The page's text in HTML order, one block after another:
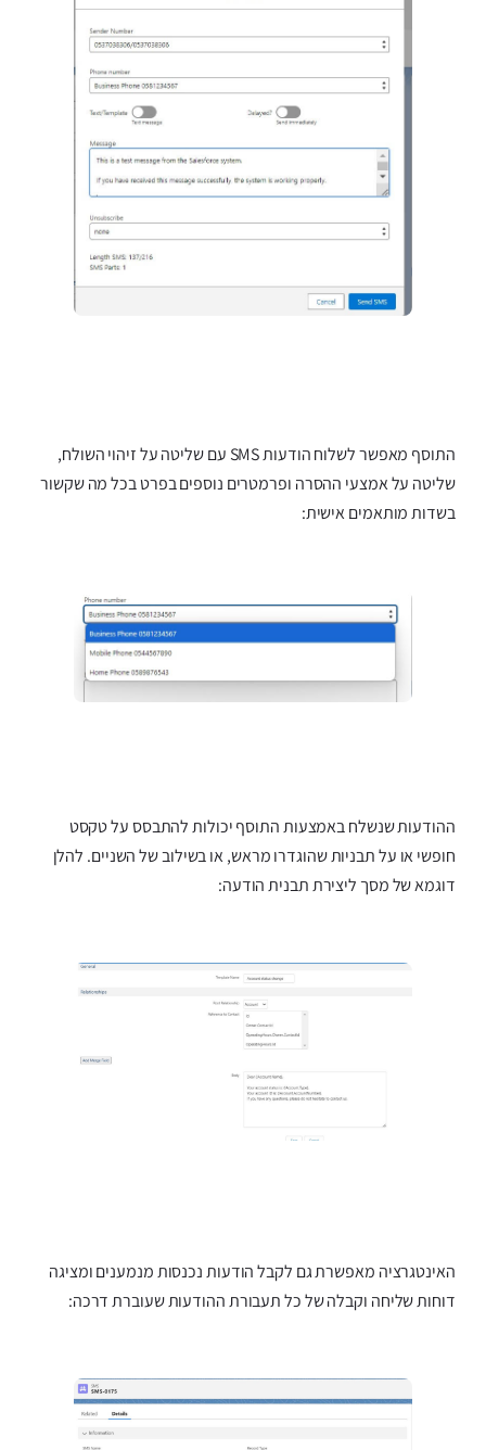
התוסף מאפשר לשלוח הודעות SMS עם שליטה על זיהוי השולח,
שליטה על אמצעי ההסרה ופרמטרים נוספים בפרט בכל מה שקשור
בשדות מותאמים אישית:
ההודעות שנשלח באמצעות התוסף יכולות להתבסס על טקסט
חופשי או על תבניות שהוגדרו מראש, או בשילוב של השניים. להלן
דוגמא של מסך ליצירת תבנית הודעה:
האינטגרציה מאפשרת גם לקבל הודעות נכנסות מנמענים ומציגה
דוחות שליחה וקבלה של כל תעבורת ההודעות שעוברת דרכה: